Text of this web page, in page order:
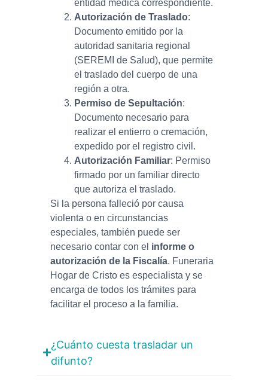
entidad médica correspondiente.
Autorización de Traslado:
Documento emitido por la
autoridad sanitaria regional
(SEREMI de Salud), que permite
el traslado del cuerpo de una
región a otra.
Permiso de Sepultación:
Documento necesario para
realizar el entierro o cremación,
expedido por el registro civil.
Autorización Familiar: Permiso
firmado por un familiar directo
que autoriza el traslado.
Si la persona falleció por causa
violenta o en circunstancias
especiales, también puede ser
necesario contar con el informe o
autorización de la Fiscalía. Funeraria
Hogar de Cristo es especialista y se
encarga de todos los trámites para
facilitar el proceso a la familia.
¿Cuánto cuesta trasladar un
difunto?